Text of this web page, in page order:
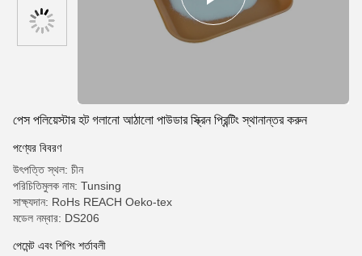
পেস পলিয়েস্টার হট গলানো আঠালো পাউডার স্ক্রিন প্রিন্টিং স্থানান্তর করুন
পণ্যের বিবরণ
উৎপত্তি স্থল: চীন
পরিচিতিমুলক নাম: Tunsing
সাক্ষ্যদান: RoHs REACH Oeko-tex
মডেল নম্বার: DS206
পেমেন্ট এবং শিপিং শর্তাবলী